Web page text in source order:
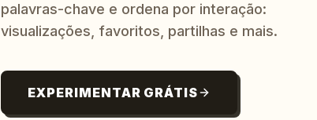
palavras-chave e ordena por interação:
visualizações, favoritos, partilhas e mais.
EXPERIMENTAR GRÁTIS